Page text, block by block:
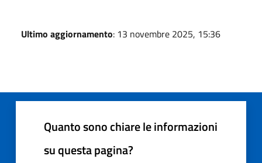
Ultimo aggiornamento: 13 novembre 2025, 15:36
Quanto sono chiare le informazioni
su questa pagina?